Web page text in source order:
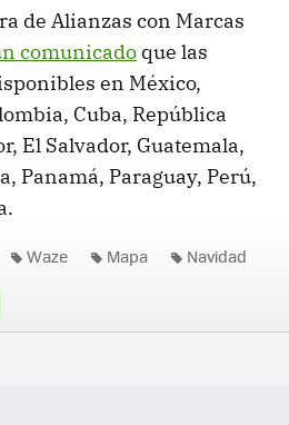
de Alianzas con Marcas
comunicado que las
en México,
Cuba, República
El Salvador, Guatemala,
Panamá, Paraguay, Perú,
Waze Mapa Navidad